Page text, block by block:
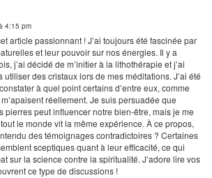
4:15 pm
article passionnant ! J’ai toujours été fascinée par
et leur pouvoir sur nos énergies. Il y a
j’ai décidé de m’initier à la lithothérapie et j’ai
utiliser des cristaux lors de mes méditations. J’ai été
à quel point certains d’entre eux, comme
m’apaisent réellement. Je suis persuadée que
pierres peut influencer notre bien-être, mais je me
le monde vit la même expérience. À ce propos,
des témoignages contradictoires ? Certaines
sceptiques quant à leur efficacité, ce qui
sur la science contre la spiritualité. J’adore lire vos
ce type de discussions !